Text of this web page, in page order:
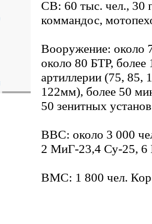
СВ: 60 тыс. чел., 30
коммандос,
Вооружение: около
около 80 БТР,
артиллерии (75,
122мм), более 50
50 зенитных
ВВС: около 3 000
2 МиГ-23,4 Су-25,
ВМС: 1 800 чел.